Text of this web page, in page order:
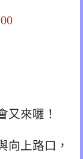
又來囉！
向上路口，